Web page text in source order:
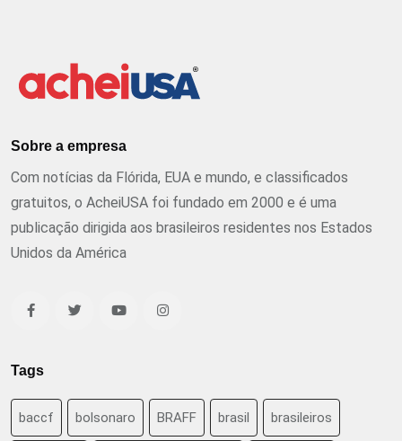
Sobre a empresa
Com notícias da Flórida, EUA e mundo, e classificados
gratuitos, o AcheiUSA foi fundado em 2000 e é uma
publicação dirigida aos brasileiros residentes nos Estados
Unidos da América
Tags
baccf bolsonaro BRAFF brasil brasileiros